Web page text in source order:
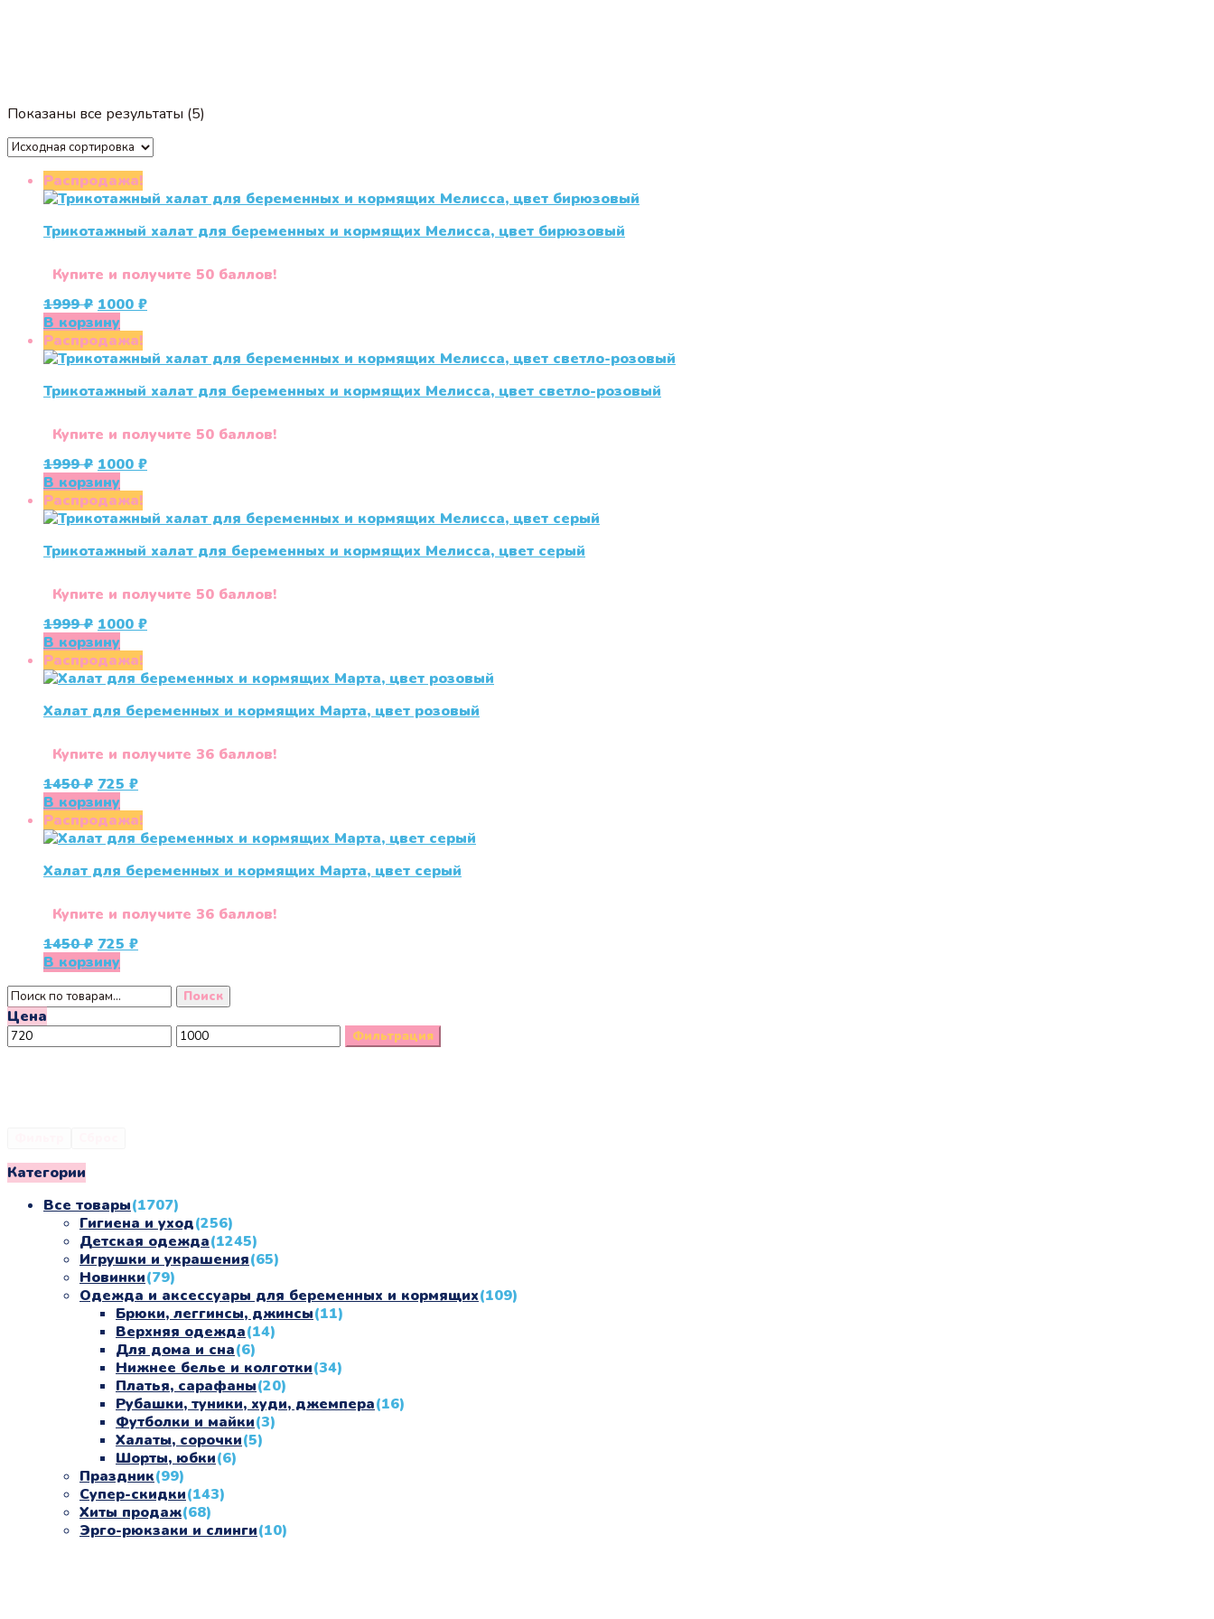
Показаны все результаты (5)
Распродажа!
Трикотажный халат для беременных и кормящих Мелисса, цвет бирюзовый
Купите и получите 50 баллов!
1999₽ Первоначальная
цена
составляла
1999 ₽.
1000 ₽Текущая
В корзину
Распродажа!
Трикотажный халат для беременных и кормящих Мелисса, цвет светло-розовый
Купите и получите 50 баллов!
1999₽ Первоначальная
цена
составляла
1999 ₽.
1000 ₽Текущая
В корзину
Распродажа!
Трикотажный халат для беременных и кормящих Мелисса, цвет серый
Купите и получите 50 баллов!
1999₽ Первоначальная
цена
составляла
1999 ₽.
1000 ₽Текущая
В корзину
Распродажа!
Халат для беременных и кормящих Марта, цвет розовый
Купите и получите 36 баллов!
1450₽ Первоначальная
цена
составляла
1450 ₽.
725 ₽Текущая
725 ₽.
В корзину
Распродажа!
Халат для беременных и кормящих Марта, цвет серый
Купите и получите 36 баллов!
1450₽ Первоначальная
цена
1450 ₽.
725 ₽Текущая
В корзину
Искать:
Поиск
Цена
Минимальная
цена
Максимальная
цена
Фильтрация
Категории
Все товары(1707)
Гигиена и уход(256)
Детская одежда(1245)
Игрушки и украшения(65)
Новинки(79)
Одежда и аксессуары для беременных и кормящих(109)
Брюки, леггинсы, джинсы(11)
Верхняя одежда(14)
Для дома и сна(6)
Нижнее белье и колготки(34)
Платья, сарафаны(20)
Рубашки, туники, худи, джемпера(16)
Футболки и майки(3)
Халаты, сорочки(5)
Шорты, юбки(6)
Праздник(99)
Супер-скидки(143)
Хиты продаж(68)
Эрго-рюкзаки и слинги(10)